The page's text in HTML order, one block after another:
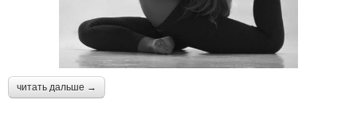
читать дальше →